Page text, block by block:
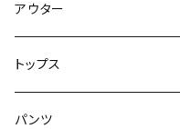
アウター
トップス
パンツ